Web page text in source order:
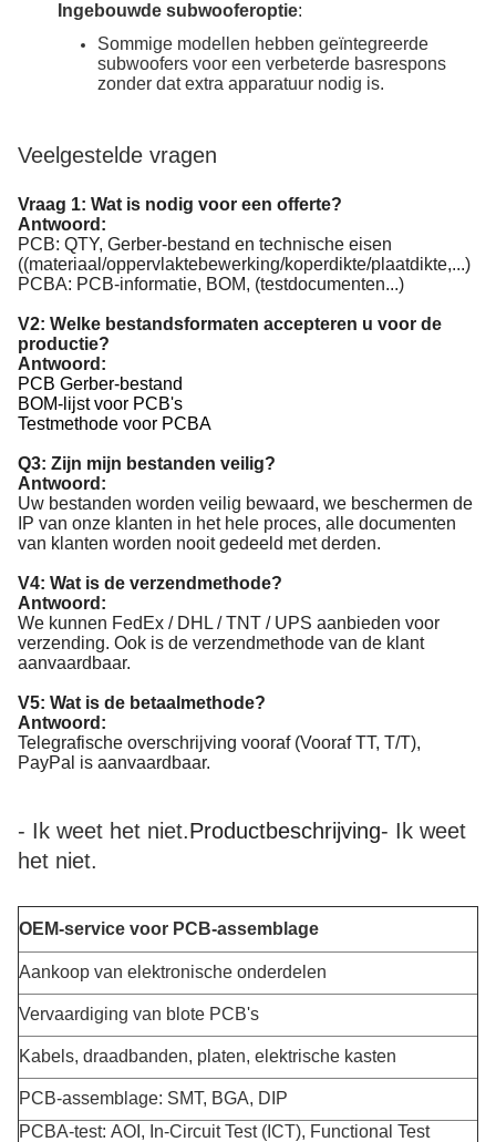
Ingebouwde subwooferoptie:
Sommige modellen hebben geïntegreerde
subwoofers voor een verbeterde basrespons
zonder dat extra apparatuur nodig is.
Veelgestelde vragen
Vraag 1: Wat is nodig voor een offerte?
Antwoord:
PCB: QTY, Gerber-bestand en technische eisen
((materiaal/oppervlaktebewerking/koperdikte/plaatdikte,...)
PCBA: PCB-informatie, BOM, (testdocumenten...)
V2: Welke bestandsformaten accepteren u voor de
productie?
Antwoord:
PCB Gerber-bestand
BOM-lijst voor PCB's
Testmethode voor PCBA
Q3: Zijn mijn bestanden veilig?
Antwoord:
Uw bestanden worden veilig bewaard, we beschermen de
IP van onze klanten in het hele proces, alle documenten
van klanten worden nooit gedeeld met derden.
V4: Wat is de verzendmethode?
Antwoord:
We kunnen FedEx / DHL / TNT / UPS aanbieden voor
verzending. Ook is de verzendmethode van de klant
aanvaardbaar.
V5: Wat is de betaalmethode?
Antwoord:
Telegrafische overschrijving vooraf (Vooraf TT, T/T),
PayPal is aanvaardbaar.
- Ik weet het niet.Productbeschrijving- Ik weet
het niet.
OEM-service voor PCB-assemblage
Aankoop van elektronische onderdelen
Vervaardiging van blote PCB's
Kabels, draadbanden, platen, elektrische kasten
PCB-assemblage: SMT, BGA, DIP
PCBA-test: AOI, In-Circuit Test (ICT), Functional Test